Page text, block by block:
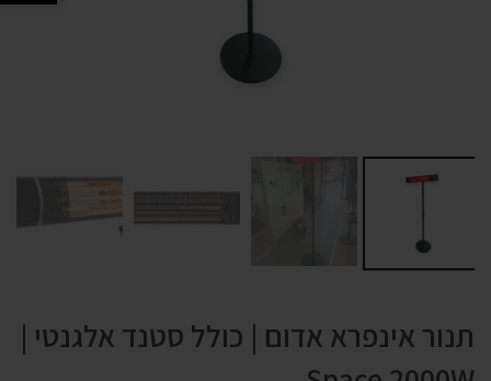
תנור אינפרא אדום | כולל סטנד אלגנטי |